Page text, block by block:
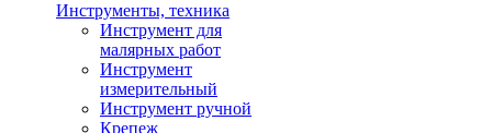
Инструменты, техника
Инструмент для
малярных работ
Инструмент
измерительный
Инструмент ручной
Крепеж